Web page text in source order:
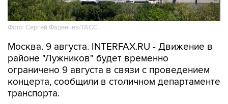
Фото: Сергей Фадеичев/ТАСС
Москва. 9 августа. INTERFAX.RU - Движение в
районе "Лужников" будет временно
ограничено 9 августа в связи с проведением
концерта, сообщили в столичном департаменте
транспорта.